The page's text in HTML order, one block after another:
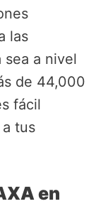
las
sea a nivel
de 44,000
fácil
tus
en